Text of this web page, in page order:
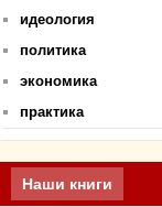
идеология
политика
экономика
практика
Наши книги